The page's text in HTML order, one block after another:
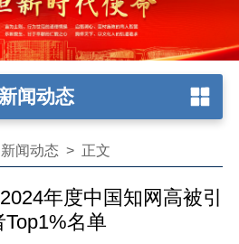
闻动态
新闻动态> 正文
年度中国知网高被引
Top1%名单